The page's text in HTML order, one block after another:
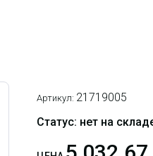
Артикул: 21719005
Статус: нет на